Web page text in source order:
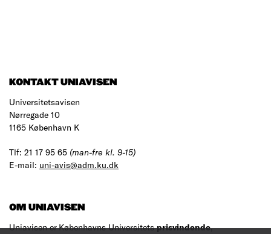
KONTAKT UNIAVISEN
Universitetsavisen
Nørregade 10
1165 København K
Tlf: 21 17 95 65 (man-fre kl. 9-15)
E-mail: uni-avis@adm.ku.dk
OM UNIAVISEN
Uniavisen er Københavns Universitetsprisvindende,